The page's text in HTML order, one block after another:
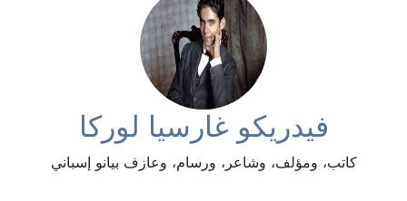
فيدريكو غارسيا لوركا
كاتب، ومؤلف، وشاعر، ورسام، وعازف بيانو إسباني